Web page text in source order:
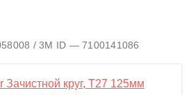
/ 3M ID — 7100141086